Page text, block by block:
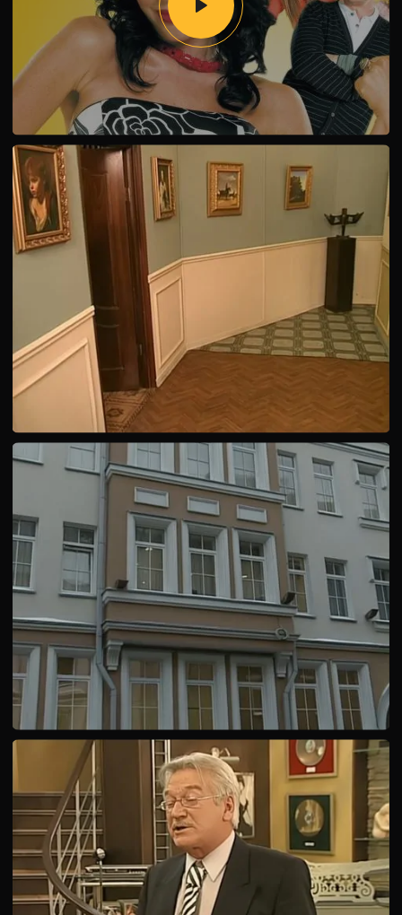
продолжит бороться за сердце богатого продюсера, в
надежде стать его полноценной супругой. Но готов ли
вдовец к новым взаимоотношениям? Сумеет ли вечно
занятой Максим поступиться принципами и признаться
Прутковской в чувствах?